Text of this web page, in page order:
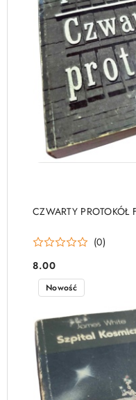
CZWARTY PROTOKÓŁ
(0)
Cena:
8.00
Nowość